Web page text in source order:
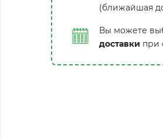
(ближайшая
Вы можете
доставки при